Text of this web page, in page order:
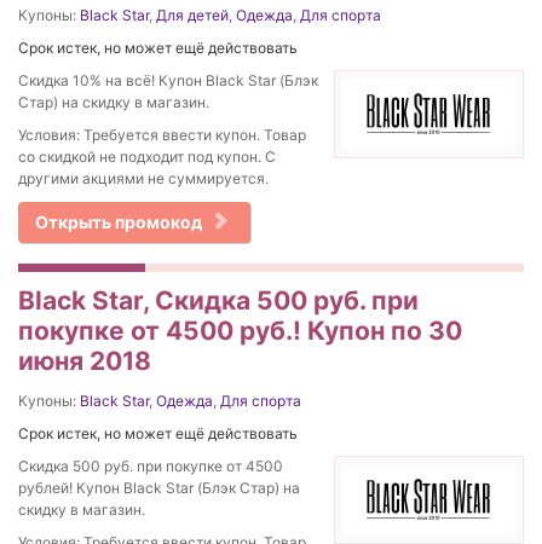
Купоны: Black Star, Для детей, Одежда, Для спорта
Срок истек, но может ещё действовать
Скидка 10% на всё! Купон Black Star (Блэк
Стар) на скидку в магазин.
Условия: Требуется ввести купон. Товар
со скидкой не подходит под купон. С
другими акциями не суммируется.
Открыть промокод
Black Star, Скидка 500 руб. при
покупке от 4500 руб.! Купон по 30
июня 2018
Купоны: Black Star, Одежда, Для спорта
Срок истек, но может ещё действовать
Скидка 500 руб. при покупке от 4500
рублей! Купон Black Star (Блэк Стар) на
скидку в магазин.